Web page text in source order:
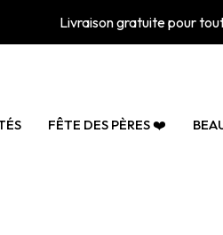
Livraison gratuite pour
FÊTE DES PÈRES ❤️